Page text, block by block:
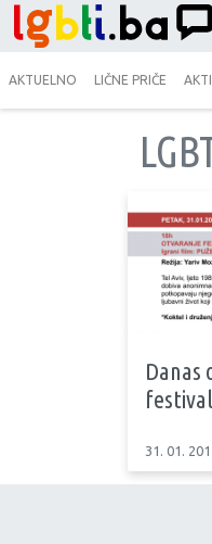
AKTUELNO LIČNE PRIČE
Danas
31. 01.